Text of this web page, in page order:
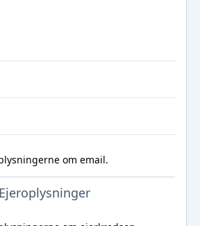
om email.
Ejeroplysninger